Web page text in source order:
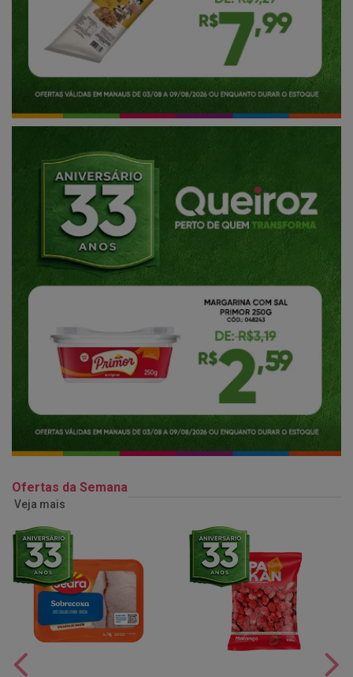
Ofertas da Semana
Veja mais